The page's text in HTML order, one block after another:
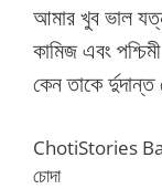
আমার খুব ভাল
কামিজ এবং
কেন তাকে র্দুদান্ত
ChotiStories
চোদা